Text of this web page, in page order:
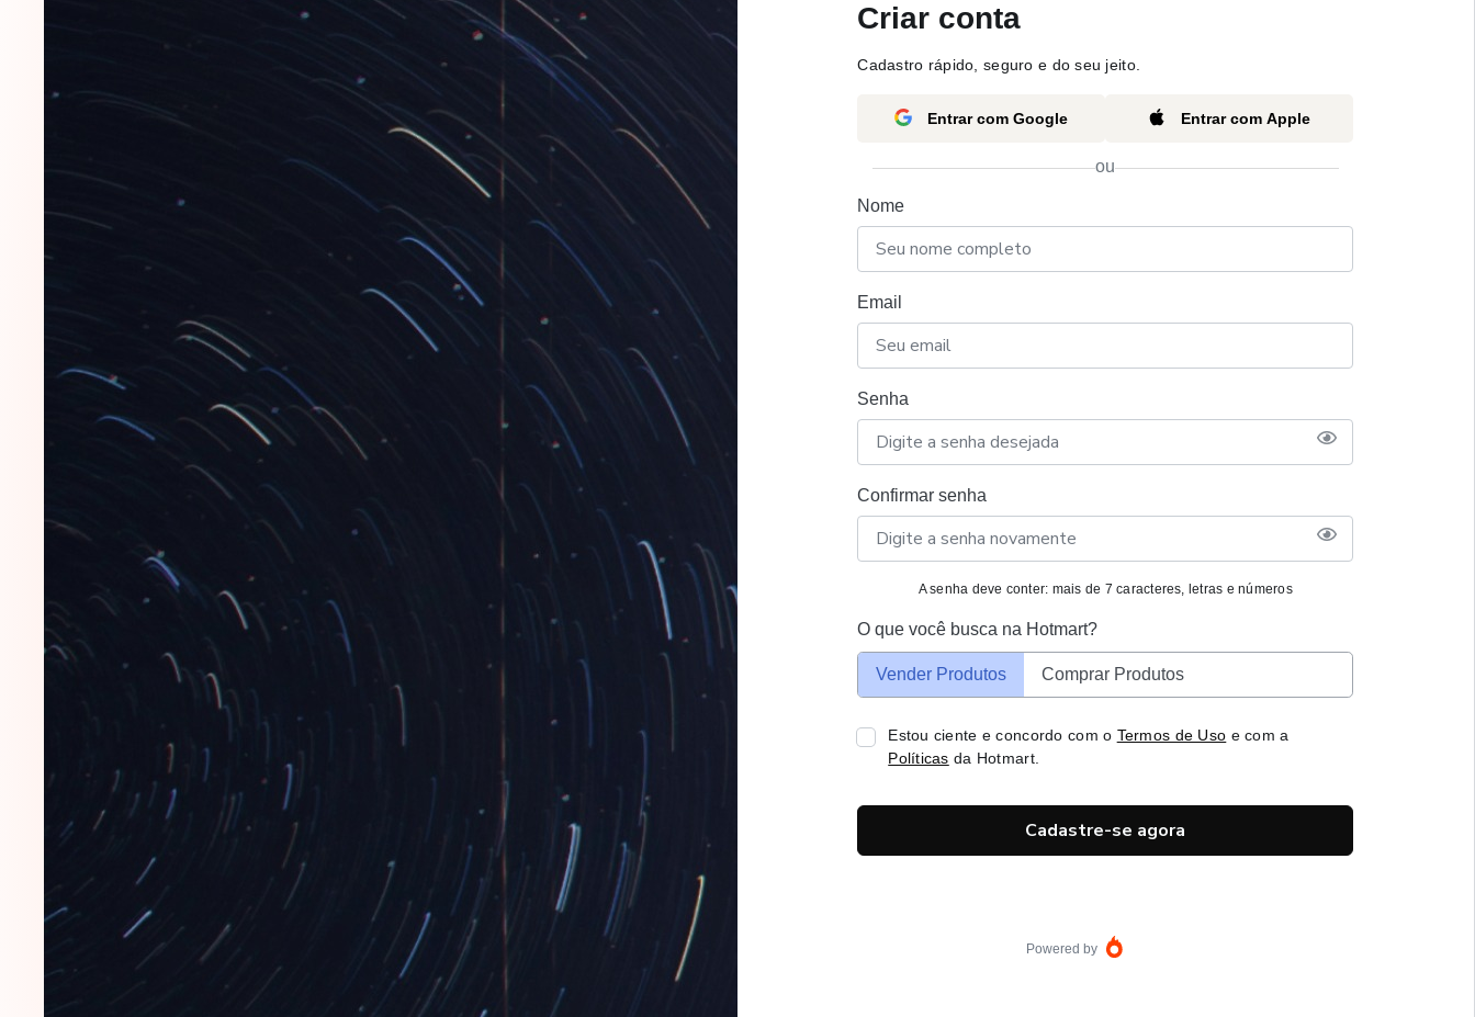
Criar conta
Cadastro rápido, seguro e do seu jeito.
Entrar com Google Entrar com Apple
ou
Nome
Email
Senha
Confirmar senha
A senha deve conter: mais de 7 caracteres, letras e números
O que você busca na Hotmart?
Vender Produtos Comprar Produtos
Estou ciente e concordo com o Termos de Uso e com a
Políticas da Hotmart.
Cadastre-se agora
Powered by